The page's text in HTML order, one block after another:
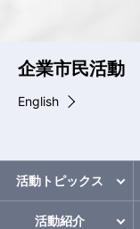
置
企業市民活動
English
企業市民活動
English
企業市民活動
English
企業市民活動
English
企業市民活動
English
活動トピックス
活動紹介